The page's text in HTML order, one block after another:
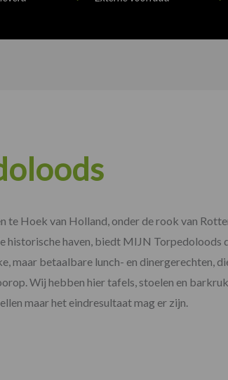
Hoek van Holland, onder de rook van
historische haven, biedt MIJN Torpedoloods
maar betaalbare lunch- en dinergerechten,
Wij hebben hier tafels, stoelen en
maar het eindresultaat mag er zijn.